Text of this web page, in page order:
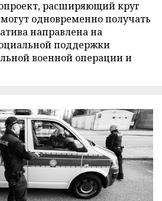
расширяющий круг
одновременно получать
направлена на
поддержки
военной операции и